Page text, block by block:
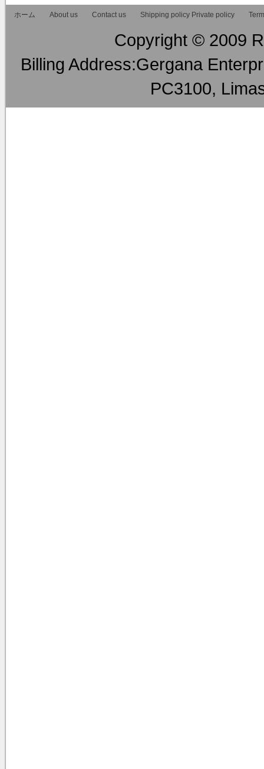
ホーム
About us Contact us Shipping policy Private policy
Copyright © 2009
Billing Address:Gergana
PC3100,